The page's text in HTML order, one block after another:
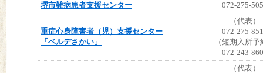
堺市難病患者支援センター 072-275-
重症心身障害者（児）支援センター
「ベルデさかい」
（代表）
072-275-
（短期入所予
072-243-
（代表）